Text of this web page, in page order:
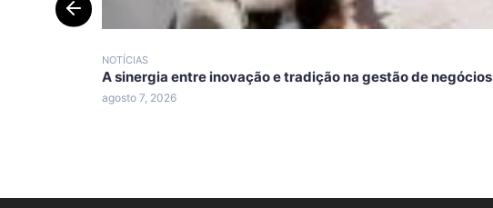
NOTÍCIAS
A sinergia entre inovação e tradição na gestão de negócios
agosto 7, 2026